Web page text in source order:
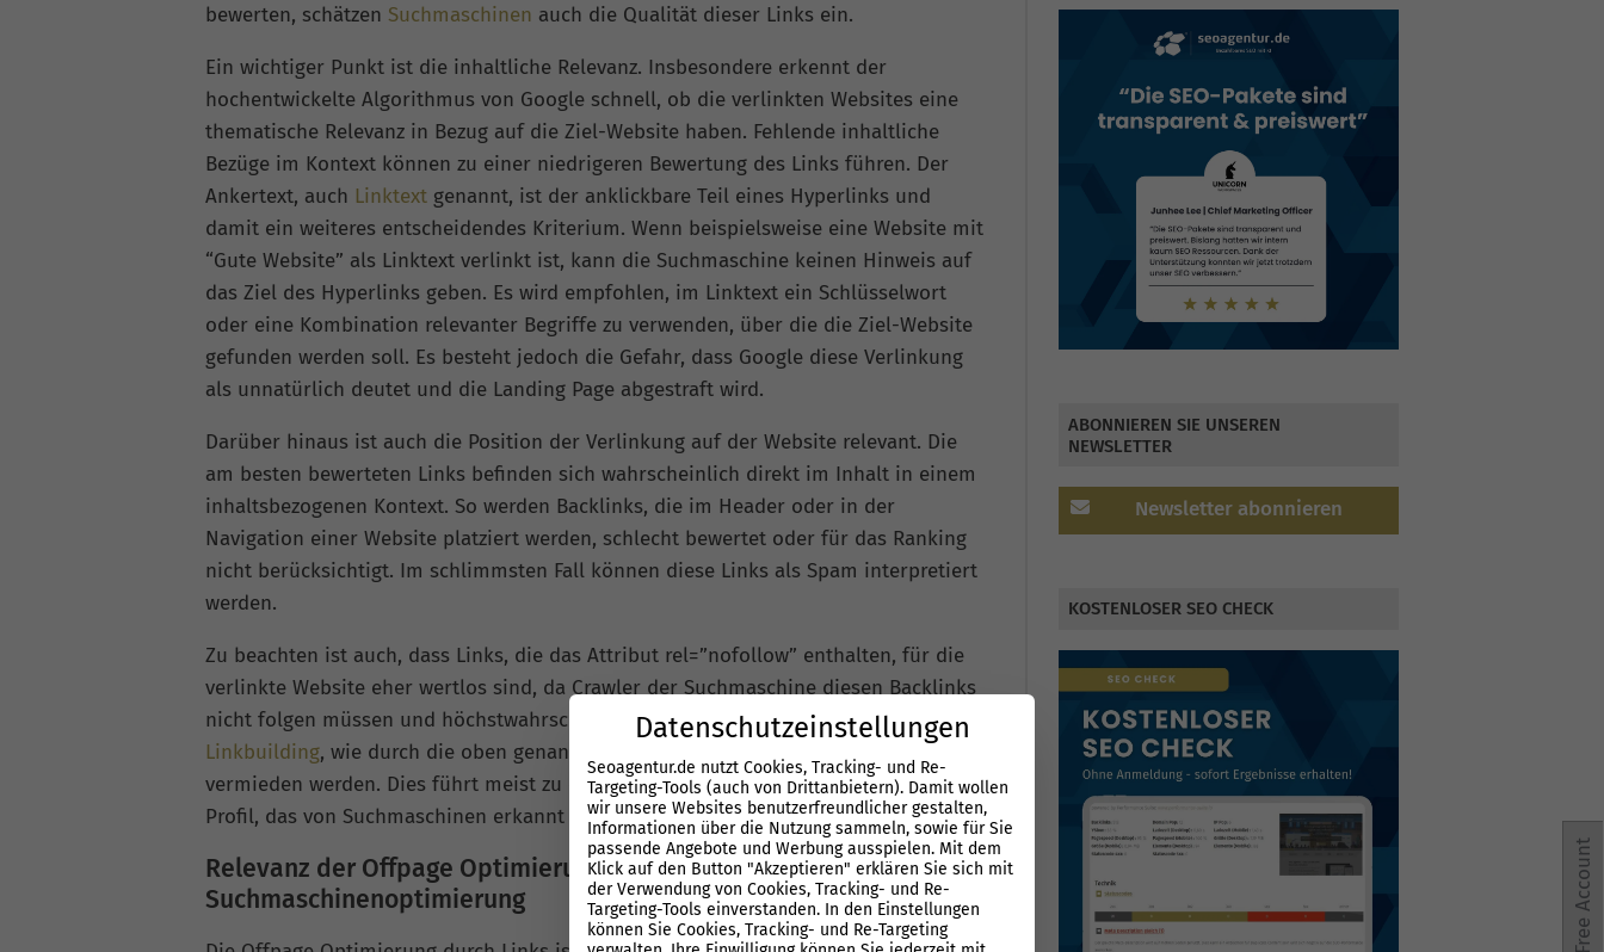
bewerten, schätzen Suchmaschinen auch die Qualität dieser Links ein.
Ein wichtiger Punkt ist die inhaltliche Relevanz. Insbesondere erkennt der
hochentwickelte Algorithmus von Google schnell, ob die verlinkten Websites eine
thematische Relevanz in Bezug auf die Ziel-Website haben. Fehlende inhaltliche
Bezüge im Kontext können zu einer niedrigeren Bewertung des Links führen. Der
Ankertext, auch Linktext genannt, ist der anklickbare Teil eines Hyperlinks und
damit ein weiteres entscheidendes Kriterium. Wenn beispielsweise eine Website mit
“Gute Website” als Linktext verlinkt ist, kann die Suchmaschine keinen Hinweis auf
das Ziel des Hyperlinks geben. Es wird empfohlen, im Linktext ein Schlüsselwort
oder eine Kombination relevanter Begriffe zu verwenden, über die die Ziel-Website
gefunden werden soll. Es besteht jedoch die Gefahr, dass Google diese Verlinkung
als unnatürlich deutet und die Landing Page abgestraft wird.
Darüber hinaus ist auch die Position der Verlinkung auf der Website relevant. Die
am besten bewerteten Links befinden sich wahrscheinlich direkt im Inhalt in einem
inhaltsbezogenen Kontext. So werden Backlinks, die im Header oder in der
Navigation einer Website platziert werden, schlecht bewertet oder für das Ranking
nicht berücksichtigt. Im schlimmsten Fall können diese Links als Spam interpretiert
werden.
Zu beachten ist auch, dass Links, die das Attribut rel=”nofollow” enthalten, für die
verlinkte Website eher wertlos sind, da Crawler der Suchmaschine diesen Backlinks
nicht folgen müssen und höchstwahrscheinlich auch nicht folgen. Zu schnelles
Linkbuilding, wie durch die oben genannten Methoden wie z.B. Linkkauf, sollte
vermieden werden. Dies führt meist zu einem wahrscheinlichen künstlichen Link-
Profil, das von Suchmaschinen erkannt und bestraft wird.
Relevanz der Offpage Optimierung für die
Suchmaschinenoptimierung
ABONNIEREN SIE UNSEREN
NEWSLETTER
Newsletter abonnieren
KOSTENLOSER SEO CHECK
Free Account
Datenschutzeinstellungen
Seoagentur.de nutzt Cookies, Tracking- und Re-
Targeting-Tools (auch von Drittanbietern). Damit wollen
wir unsere Websites benutzerfreundlicher gestalten,
Informationen über die Nutzung sammeln, sowie für Sie
passende Angebote und Werbung ausspielen. Mit dem
Klick auf den Button "Akzeptieren" erklären Sie sich mit
der Verwendung von Cookies, Tracking- und Re-
Targeting-Tools einverstanden. In den Einstellungen
können Sie Cookies, Tracking- und Re-Targeting